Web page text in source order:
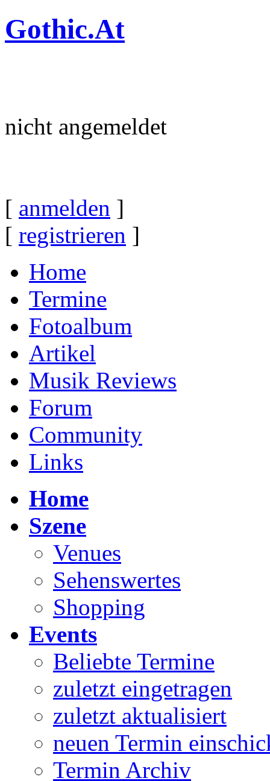
Gothic.At
nicht angemeldet
[ anmelden ]
[ registrieren ]
Home
Termine
Fotoalbum
Artikel
Musik Reviews
Forum
Community
Links
Home
Szene
Venues
Sehenswertes
Shopping
Events
Beliebte Termine
zuletzt eingetragen
zuletzt aktualisiert
neuen Termin
Termin Archiv